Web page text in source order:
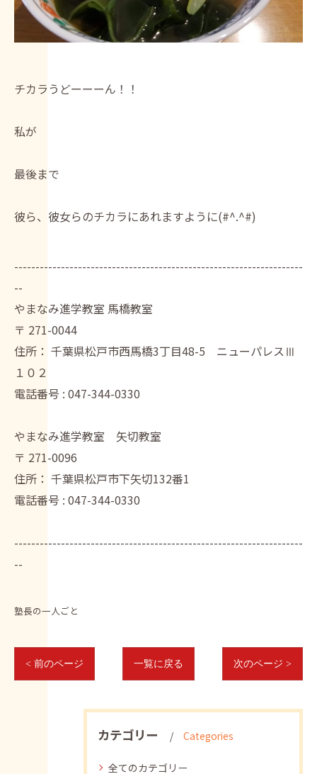
チカラうどーーーん！！
私が
最後まで
彼ら、彼女らのチカラにあれますように(#^.^#)
--------------------------------------------------------------------
--
やまなみ進学教室 馬橋教室
〒 271-0044
住所： 千葉県松戸市西馬橋3丁目48-5 ニューパレスⅢ
１０２
電話番号 : 047-344-0330
やまなみ進学教室 矢切教室
〒 271-0096
住所： 千葉県松戸市下矢切132番1
電話番号 : 047-344-0330
--------------------------------------------------------------------
--
塾長の一人ごと
< 前のページ 一覧に戻る 次のページ >
カテゴリー Categories
全てのカテゴリー